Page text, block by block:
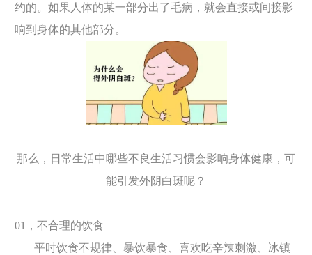
约的。如果人体的某一部分出了毛病，就会直接或间接影
响到身体的其他部分。
那么，日常生活中哪些不良生活习惯会影响身体健康，可
能引发外阴白斑呢？
01，不合理的饮食
平时饮食不规律、暴饮暴食、喜欢吃辛辣刺激、冰镇